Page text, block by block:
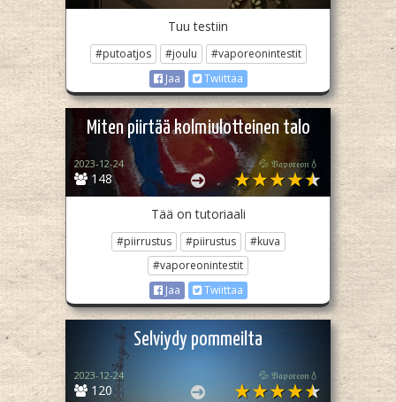
Tuu testiin
#putoatjos #joulu
#vaporeonintestit
Jaa
Twiittaa
Miten piirtää kolmiulotteinen talo
148
2023-12-24 💦 𝔙𝔞𝔭𝔬𝔯𝔢𝔬𝔫💧
Tää on tutoriaali
#piirrustus #piirustus
#kuva
#vaporeonintestit
Jaa
Twiittaa
Selviydy pommeilta
120
2023-12-24 💦 𝔙𝔞𝔭𝔬𝔯𝔢𝔬𝔫💧